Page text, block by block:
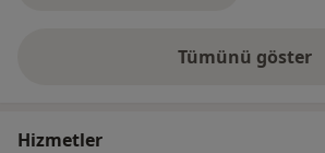
Tümünü göster
deneyim
Hizmetler